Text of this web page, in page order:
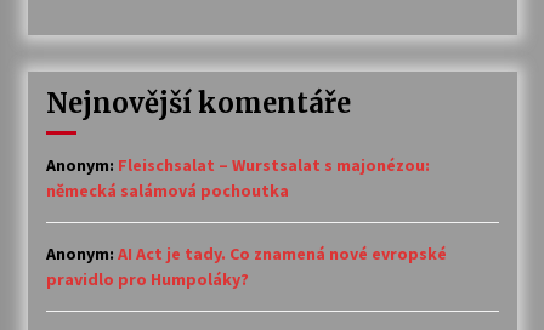
Nejnovější komentáře
Anonym: Fleischsalat – Wurstsalat s majonézou:
německá salámová pochoutka
Anonym: AI Act je tady. Co znamená nové evropské
pravidlo pro Humpoláky?